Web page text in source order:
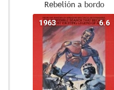
Rebelión a bordo
6.6
1963